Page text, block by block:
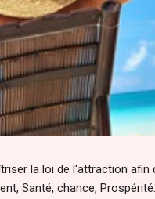
la loi de l'attraction afin
Santé, chance,